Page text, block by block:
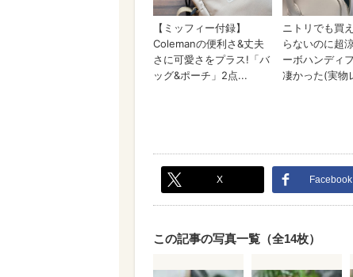
X Facebook
この記事の写真一覧（全14枚）